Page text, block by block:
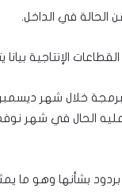
الحالة في الداخل.
الإنتاجية بيانا
خلال شهر
عليه الحال في شهر